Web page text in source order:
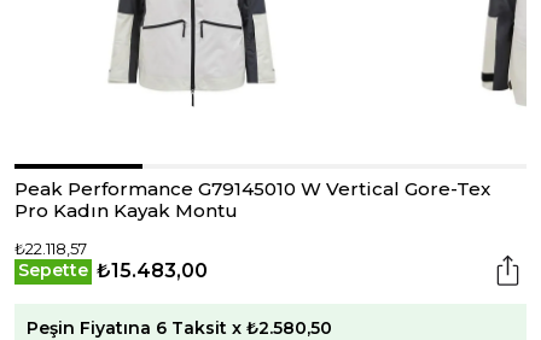
Peak Performance G79145010 W Vertical Gore-Tex
Pro Kadın Kayak Montu
₺22.118,57
Sepette ₺15.483,00
Peşin Fiyatına 6 Taksit x ₺2.580,50